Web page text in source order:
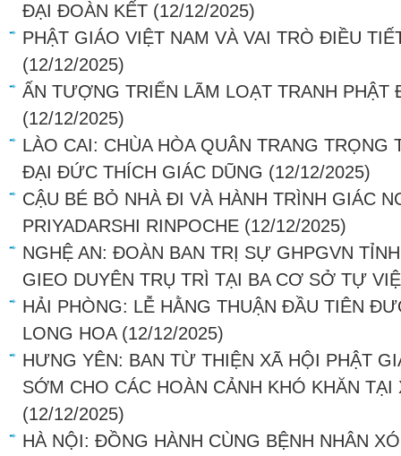
ĐẠI ĐOÀN KẾT (12/12/2025)
PHẬT GIÁO VIỆT NAM VÀ VAI TRÒ ĐIỀU
(12/12/2025)
ẤN TƯỢNG TRIỂN LÃM LOẠT TRANH PHẬT
(12/12/2025)
LÀO CAI: CHÙA HÒA QUÂN TRANG TRỌNG
ĐẠI ĐỨC THÍCH GIÁC DŨNG (12/12/2025)
CẬU BÉ BỎ NHÀ ĐI VÀ HÀNH TRÌNH GIÁC
PRIYADARSHI RINPOCHE (12/12/2025)
NGHỆ AN: ĐOÀN BAN TRỊ SỰ GHPGVN
GIEO DUYÊN TRỤ TRÌ TẠI BA CƠ SỞ TỰ
HẢI PHÒNG: LỄ HẰNG THUẬN ĐẦU TIÊN
LONG HOA (12/12/2025)
HƯNG YÊN: BAN TỪ THIỆN XÃ HỘI PHẬT
SỚM CHO CÁC HOÀN CẢNH KHÓ KHĂN
(12/12/2025)
HÀ NỘI: ĐỒNG HÀNH CÙNG BỆNH NHÂN